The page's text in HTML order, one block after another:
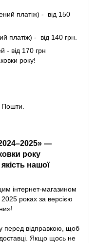
платіж) - від 150
платіж) - від 140 грн.
- від 170 грн
року!
Пошти.
нашої
інтернет-магазином
роках за версією
перед відправкою, щоб
Якщо щось не